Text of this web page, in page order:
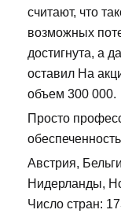
считают, что
возможных
достигнута, а
оставил На
объем 300 000.
Просто
Австрия,
Нидерланды,
Число стран: